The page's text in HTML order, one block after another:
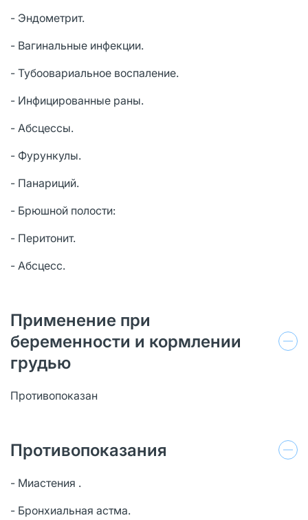
- Эндометрит.
- Вагинальные инфекции.
- Тубоовариальное воспаление.
- Инфицированные раны.
- Абсцессы.
- Фурункулы.
- Панариций.
- Брюшной полости:
- Перитонит.
- Абсцесс.
Применение при
беременности и кормлении
грудью
Противопоказан
Противопоказания
- Миастения .
- Бронхиальная астма.